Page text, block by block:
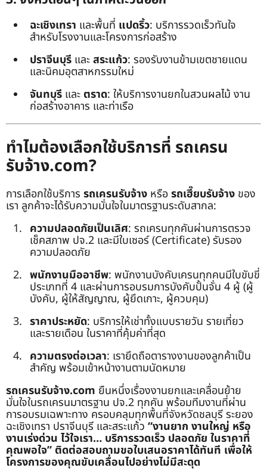
ฉะเชิงเทรา และพื้นที่ แปดริ้ว: บริการรวดเร็วทันใจ
สำหรับโรงงานและโครงการก่อสร้าง
ปราจีนบุรี และสระแก้ว: รองรับงานข้ามเขตชายแดน
และนิคมอุตสาหกรรมใหม่
จันทบุรี และ ตราด: ให้บริการงานยกในสวนผลไม้ งาน
ก่อสร้างอาคาร และท่าเรือ
ทำไมต้องเลือกใช้บริการที่ รถเครน
รับจ้าง.com?
การเลือกใช้บริการ รถเครนรับจ้าง หรือรถเฮี๊ยบรับจ้าง ของ
เรา ลูกค้าจะได้รับความมั่นใจในมาตรฐานระดับสากล:
ความปลอดภัยเป็นเลิศ: รถเครนทุกคันผ่านการตรวจ
เช็คสภาพ ปจ.2 และมีใบเซอร์ (Certificate) รับรอง
ความปลอดภัย
พนักงานมืออาชีพ: พนักงานบังคับเครนทุกคนมีใบขับขี่
ประเภทที่ 4 และผ่านการอบรมการบังคับปั้นจั่น 4 ผู้ (ผู้
บังคับ, ผู้ให้สัญญาณ, ผู้ยึดเกาะ, ผู้ควบคุม)
ราคาประหยัด: บริการให้เช่าทั้งแบบรายวัน รายเที่ยว
และรายเดือน ในราคาที่คุ้มค่าที่สุด
ความตรงต่อเวลา: เรายึดถือตารางงานของลูกค้าเป็น
สำคัญ พร้อมเข้าหน้างานตามนัดหมาย
รถเครนรับจ้าง.com ยืนหนึ่งเรื่องงานยกและเคลื่อนย้าย
มั่นใจในรถเครนมาตรฐาน ปจ.2 ทุกคัน พร้อมทีมงานที่ผ่าน
การอบรมเฉพาะทาง ครอบคลุมทุกพื้นที่จังหวัดชลบุรี ระยอง
ฉะเชิงเทรา ปราจีนบุรี และสระแก้ว “งานยาก งานใหญ่ หรือ
งานเร่งด่วน ไว้ใจเรา… บริการรวดเร็ว ปลอดภัย ในราคาที่
คุณพอใจ” ติดต่อสอบถามขอใบเสนอราคาได้ทันที เพื่อให้
โครงการของคุณขับเคลื่อนไปอย่างไม่มีสะดุด